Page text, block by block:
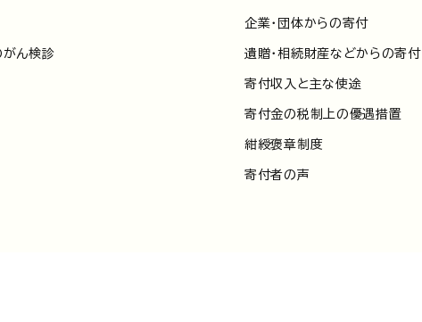
がん検診
企業・団体からの寄付
遺贈・相続財産などからの寄付
寄付収入と主な使途
寄付金の税制上の優遇措置
紺綬褒章制度
寄付者の声